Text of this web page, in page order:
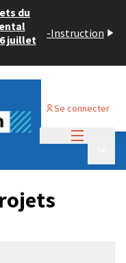
du
juillet
-Instruction
Se connecter